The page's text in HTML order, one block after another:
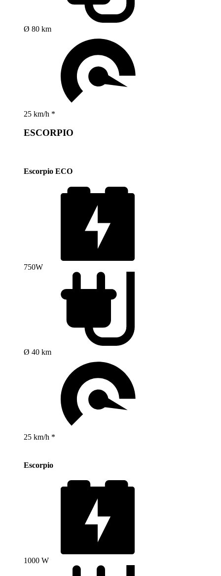
Ø 80 km
25 km/h *
ESCORPIO
Escorpio ECO
750W
Ø 40 km
25 km/h *
Escorpio
1000 W